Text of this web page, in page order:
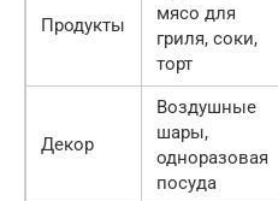
Продукты
мясо для
гриля, соки,
торт
Декор
Воздушные
шары,
одноразовая
посуда